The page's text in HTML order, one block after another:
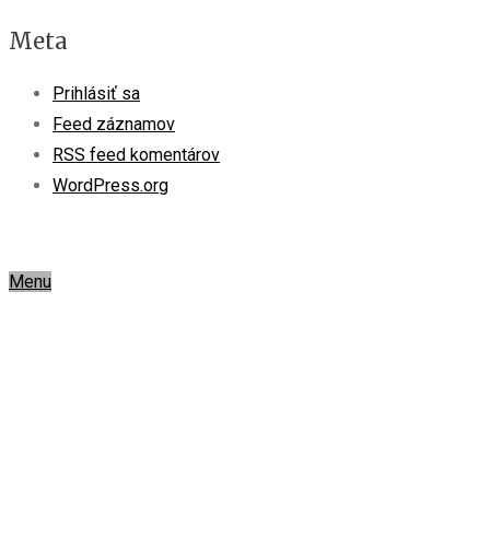
Meta
Prihlásiť sa
Feed záznamov
RSS feed komentárov
WordPress.org
Menu